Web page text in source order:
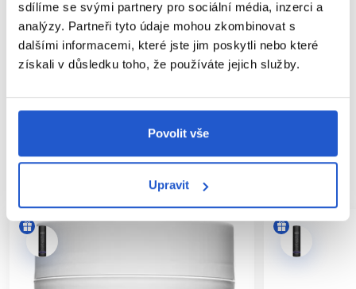
sdílíme se svými partnery pro sociální média, inzerci a
analýzy. Partneři tyto údaje mohou zkombinovat s
dalšími informacemi, které jste jim poskytli nebo které
získali v důsledku toho, že používáte jejich služby.
Povolit vše
Upravit
Parametry
Značka
Hodnocení